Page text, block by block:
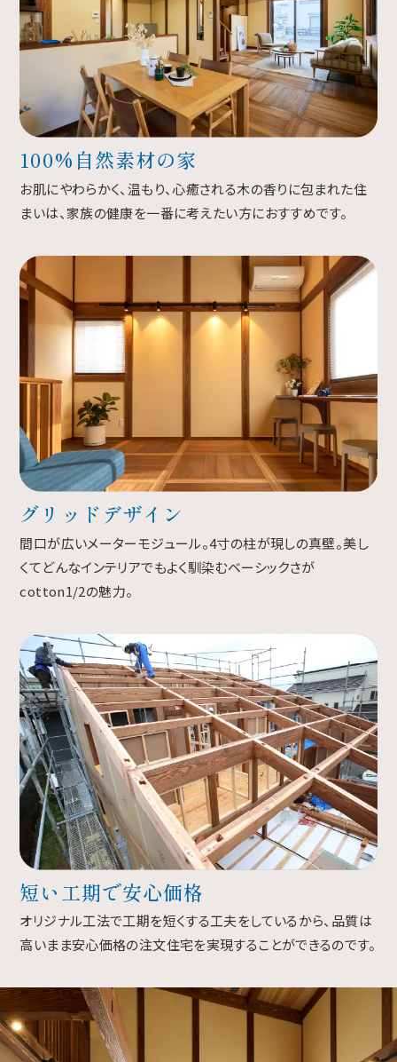
100%自然素材の家
お肌にやわらかく、温もり、心癒される木の香りに包まれた住
まいは、家族の健康を一番に考えたい方におすすめです。
グリッドデザイン
間口が広いメーターモジュール。4寸の柱が現しの真壁。美し
くてどんなインテリアでもよく馴染むベーシックさが
cotton1/2の魅力。
短い工期で安心価格
オリジナル工法で工期を短くする工夫をしているから、品質は
高いまま安心価格の注文住宅を実現することができるのです。